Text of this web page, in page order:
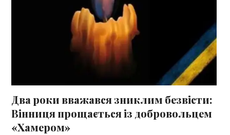
Два роки вважався зниклим безвісти:
Вінниця прощається із добровольцем
«Хамером»